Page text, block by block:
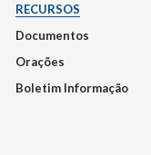
RECURSOS
Documentos
Orações
Boletim Informação